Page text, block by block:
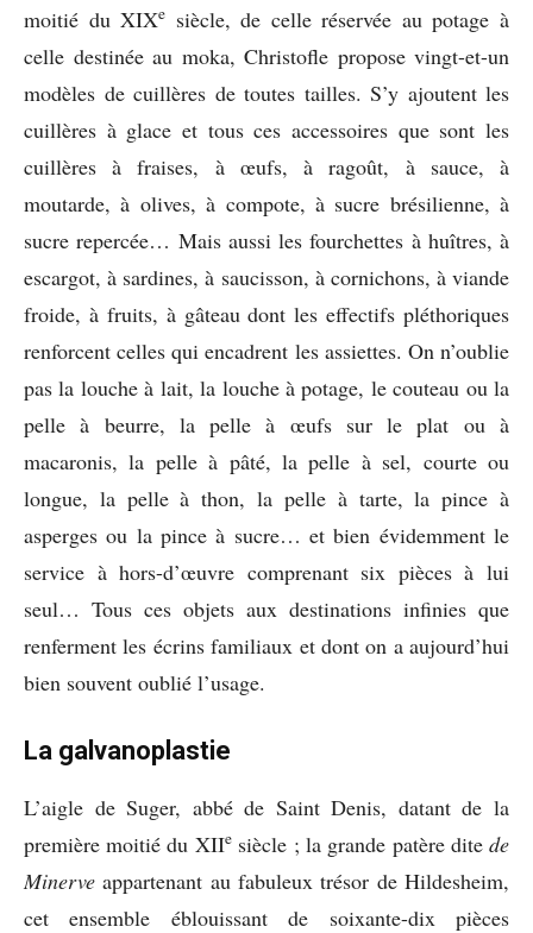
moitié du XIXe siècle, de celle réservée au potage à
celle destinée au moka, Christofle propose vingt-et-un
modèles de cuillères de toutes tailles. S’y ajoutent les
cuillères à glace et tous ces accessoires que sont les
cuillères à fraises, à œufs, à ragoût, à sauce, à
moutarde, à olives, à compote, à sucre brésilienne, à
sucre repercée… Mais aussi les fourchettes à huîtres, à
escargot, à sardines, à saucisson, à cornichons, à viande
froide, à fruits, à gâteau dont les effectifs pléthoriques
renforcent celles qui encadrent les assiettes. On n’oublie
pas la louche à lait, la louche à potage, le couteau ou la
pelle à beurre, la pelle à œufs sur le plat ou à
macaronis, la pelle à pâté, la pelle à sel, courte ou
longue, la pelle à thon, la pelle à tarte, la pince à
asperges ou la pince à sucre… et bien évidemment le
service à hors-d’œuvre comprenant six pièces à lui
seul… Tous ces objets aux destinations infinies que
renferment les écrins familiaux et dont on a aujourd’hui
bien souvent oublié l’usage.
La galvanoplastie
L’aigle de Suger, abbé de Saint Denis, datant de la
première moitié du XIIesiècle ; la grande patère ditede
Minerve appartenant au fabuleux trésor de Hildesheim,
cet ensemble éblouissant de soixante-dix pièces